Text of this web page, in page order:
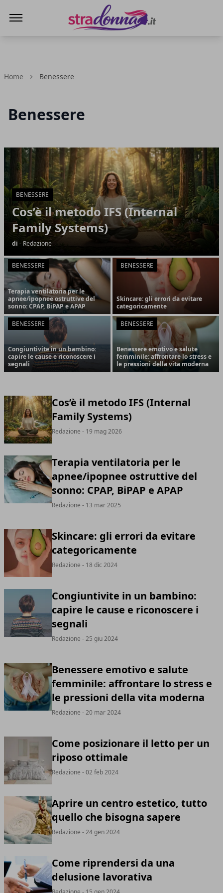
Home Benessere
Benessere
Articoli in Evidenza
BENESSERE
Cos’è il metodo IFS (Internal
Family Systems)
di - Redazione
BENESSERE
Terapia ventilatoria per le
apnee/ipopnee ostruttive del
sonno: CPAP, BiPAP e APAP
BENESSERE
Skincare: gli errori da evitare
categoricamente
BENESSERE
Congiuntivite in un bambino:
capire le cause e riconoscere i
segnali
BENESSERE
Benessere emotivo e salute
femminile: affrontare lo stress e
le pressioni della vita moderna
Cos’è il metodo IFS (Internal
Family Systems)
Redazione - 19 mag 2026
Terapia ventilatoria per le
apnee/ipopnee ostruttive del
sonno: CPAP, BiPAP e APAP
Redazione - 13 mar 2025
Skincare: gli errori da evitare
categoricamente
Redazione - 18 dic 2024
Congiuntivite in un bambino:
capire le cause e riconoscere i
segnali
Redazione - 25 giu 2024
Benessere emotivo e salute
femminile: affrontare lo stress e
le pressioni della vita moderna
Redazione - 20 mar 2024
Come posizionare il letto per un
riposo ottimale
Redazione - 02 feb 2024
Aprire un centro estetico, tutto
quello che bisogna sapere
Redazione - 24 gen 2024
Come riprendersi da una
delusione lavorativa